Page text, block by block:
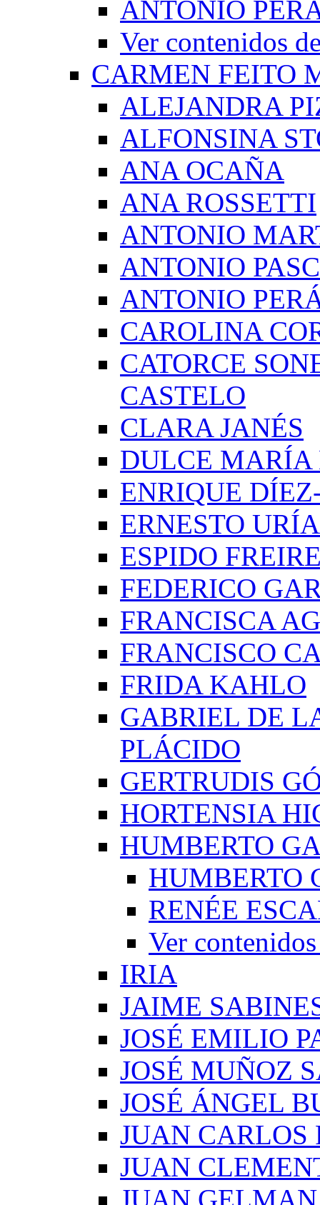
ANTONIO
Ver contenidos
CARMEN FEITO
ALEJANDRA
ALFONSINA
ANA OCAÑA
ANA ROSSETTI
ANTONIO
ANTONIO
ANTONIO
CAROLINA
CATORCE
CASTELO
CLARA JANÉS
DULCE
ENRIQUE
ERNESTO URÍA
ESPIDO
FEDERICO
FRANCISCA
FRANCISCO
FRIDA KAHLO
GABRIEL DE
PLÁCIDO
GERTRUDIS
HORTENSIA
HUMBERTO
HUMBERTO
RENÉE
Ver
IRIA
JAIME
JOSÉ EMILIO
JOSÉ MUÑOZ
JOSÉ ÁNGEL
JUAN CARLOS
JUAN
JUAN GELMAN